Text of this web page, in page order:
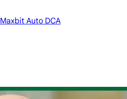
Maxbit Auto DCA